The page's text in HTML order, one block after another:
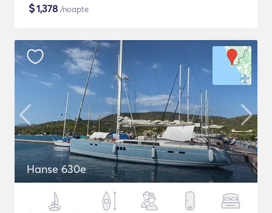
$1,378 /noapte
Hanse 630e